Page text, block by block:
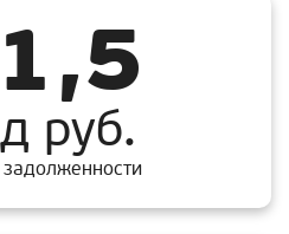
руб.